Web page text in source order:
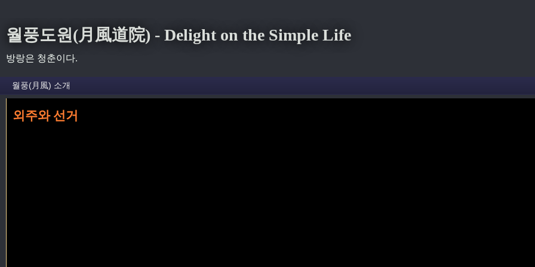
월풍도원(月風道院) - Delight on the Simple Life
방랑은 청춘이다.
홈» 투표 꼬리가 달린 글
외주와 선거